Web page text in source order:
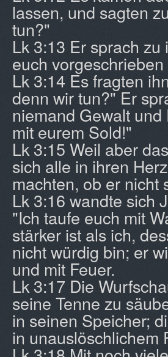
lassen, und sagten
tun?"
Lk 3:13 Er sprach
euch vorgeschrieben
Lk 3:14 Es fragten
denn wir tun?" Er
niemand Gewalt
mit eurem Sold!"
Lk 3:15 Weil aber
sich alle in ihren
machten, ob er nicht
Lk 3:16 wandte sich
"Ich taufe euch mit
stärker ist als ich,
nicht würdig bin; er
und mit Feuer.
Lk 3:17 Die
seine Tenne zu
in seinen Speicher;
in unauslöschlichem